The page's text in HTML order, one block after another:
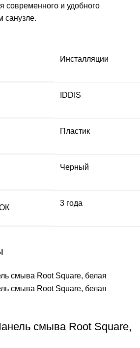
современного и удобного
санузле.
Инсталляции
IDDIS
Пластик
Черный
3 года
смыва Root Square,